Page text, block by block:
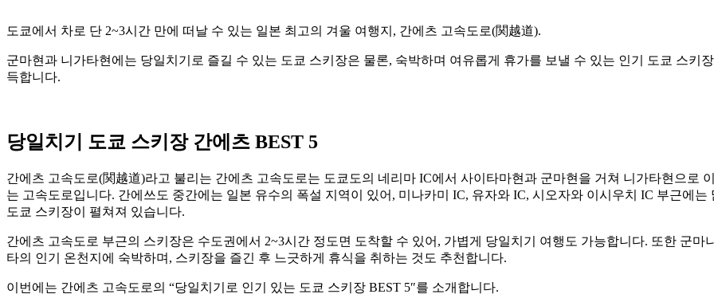
도쿄에서 차로 단 2~3시간 만에 떠날 수 있는 일본 최고의 겨울 여행지, 간에츠 고속도로(関越道).
군마현과 니가타현에는 당일치기로 즐길 수 있는 도쿄 스키장은 물론, 숙박하며 여유롭게 휴가를 보낼 수 있는 인기 도쿄 스키
득합니다.
당일치기 도쿄 스키장 간에츠 BEST 5
간에츠 고속도로(関越道)라고 불리는 간에츠 고속도로는 도쿄도의 네리마 IC에서 사이타마현과 군마현을 거쳐 니가타현으로 이
는 고속도로입니다. 간에쓰도 중간에는 일본 유수의 폭설 지역이 있어, 미나카미 IC, 유자와 IC, 시오자와 이시우치 IC 부근에는
도쿄 스키장이 펼쳐져 있습니다.
간에츠 고속도로 부근의 스키장은 수도권에서 2~3시간 정도면 도착할 수 있어, 가볍게 당일치기 여행도 가능합니다. 또한 군마
타의 인기 온천지에 숙박하며, 스키장을 즐긴 후 느긋하게 휴식을 취하는 것도 추천합니다.
이번에는 간에츠 고속도로의 “당일치기로 인기 있는 도쿄 스키장 BEST 5″를 소개합니다.